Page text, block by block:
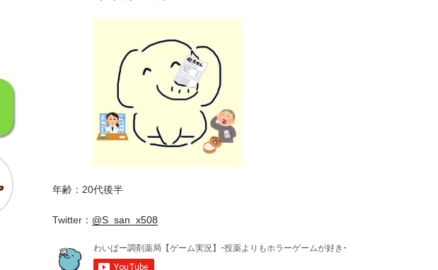
年齢：20代後半
Twitter： @S_san_x508